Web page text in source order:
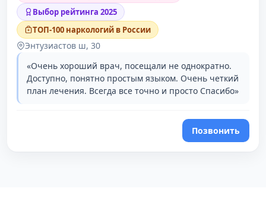
Выбор рейтинга 2025
ТОП-100 наркологий в России
Энтузиастов ш, 30
«Очень хороший врач, посещали не однократно.
Доступно, понятно простым языком. Очень четкий
план лечения. Всегда все точно и просто Спасибо»
Позвонить